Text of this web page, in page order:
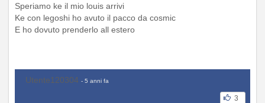
Speriamo ke il mio louis arrivi
Ke con legoshi ho avuto il pacco da cosmic
E ho dovuto prenderlo all estero
Utente120304 - 5 anni fa
3